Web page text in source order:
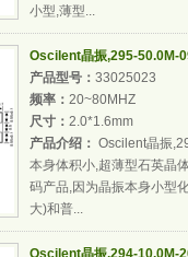
小型,薄型...
Oscilent晶振,295-50.0M-
产品型号： 33025023
频率： 20~80MHZ
尺寸： 2.0*1.6mm
产品介绍： Oscilent晶振
本身体积小,超薄型石英晶
码产品,因为晶振本身小型
大)和普...
Oscilent晶振,294-10.0M-